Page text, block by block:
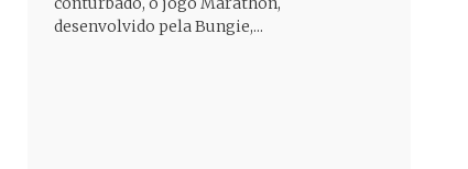
desenvolvido pela Bungie,...